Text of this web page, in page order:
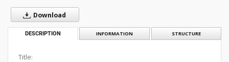
Download
DESCRIPTION INFORMATION STRUCTURE
Title: